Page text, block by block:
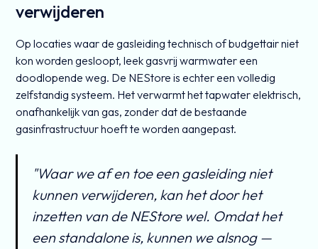
verwijderen
Op locaties waar de gasleiding technisch of budgettair niet
kon worden gesloopt, leek gasvrij warmwater een
doodlopende weg. De NEStore is echter een volledig
zelfstandig systeem. Het verwarmt het tapwater elektrisch,
onafhankelijk van gas, zonder dat de bestaande
gasinfrastructuur hoeft te worden aangepast.
"Waar we af en toe een gasleiding niet
kunnen verwijderen, kan het door het
inzetten van de NEStore wel. Omdat het
een standalone is, kunnen we alsnog —